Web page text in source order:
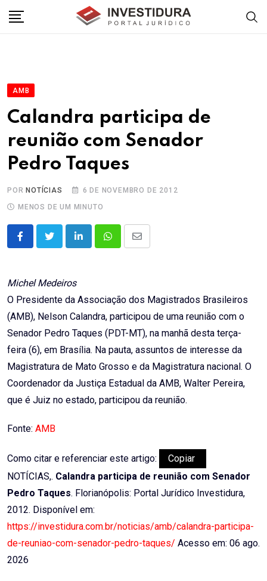
AMB
Calandra participa de
reunião com Senador
Pedro Taques
POR NOTÍCIAS
6 DE NOVEMBRO DE 2012
MENOS DE UM MINUTO
LinkedInWhatsappShare
Michel Medeiros
O Presidente da Associação dos Magistrados Brasileiros
(AMB), Nelson Calandra, participou de uma reunião com o
Senador Pedro Taques (PDT-MT), na manhã desta terça-
feira (6), em Brasília. Na pauta, assuntos de interesse da
Magistratura de Mato Grosso e da Magistratura nacional. O
Coordenador da Justiça Estadual da AMB, Walter Pereira,
que é Juiz no estado, participou da reunião.
Fonte: AMB
Como citar e referenciar este artigo:
Copiar
NOTÍCIAS,. Calandra participa de reunião com Senador
Pedro Taques. Florianópolis: Portal Jurídico Investidura,
2012. Disponível em:
https://investidura.com.br/noticias/amb/calandra-participa-
de-reuniao-com-senador-pedro-taques/ Acesso em: 06 ago.
2026